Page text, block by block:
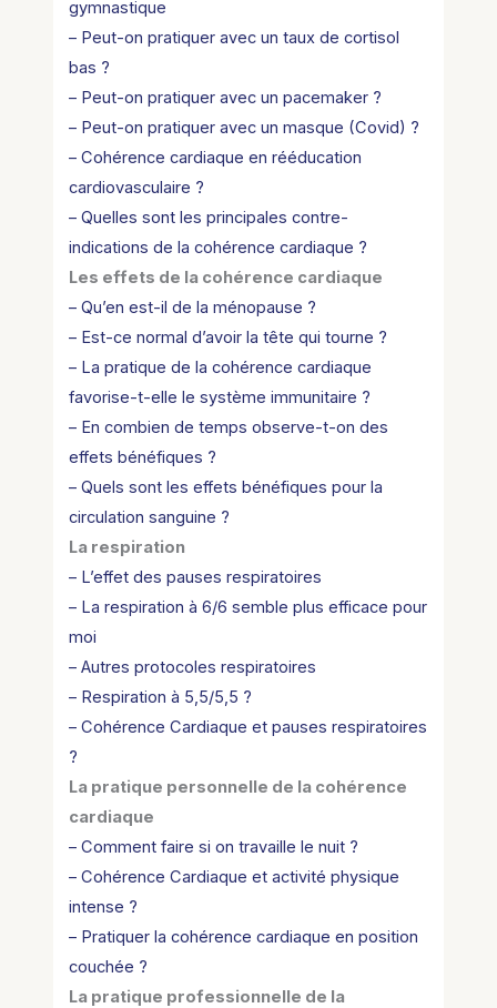
gymnastique
– Peut-on pratiquer avec un taux de cortisol
bas ?
– Peut-on pratiquer avec un pacemaker ?
– Peut-on pratiquer avec un masque (Covid) ?
– Cohérence cardiaque en rééducation
cardiovasculaire ?
– Quelles sont les principales contre-
indications de la cohérence cardiaque ?
Les effets de la cohérence cardiaque
– Qu’en est-il de la ménopause ?
– Est-ce normal d’avoir la tête qui tourne ?
– La pratique de la cohérence cardiaque
favorise-t-elle le système immunitaire ?
– En combien de temps observe-t-on des
effets bénéfiques ?
– Quels sont les effets bénéfiques pour la
circulation sanguine ?
La respiration
– L’effet des pauses respiratoires
– La respiration à 6/6 semble plus efficace pour
moi
– Autres protocoles respiratoires
– Respiration à 5,5/5,5 ?
– Cohérence Cardiaque et pauses respiratoires
?
La pratique personnelle de la cohérence
cardiaque
– Comment faire si on travaille le nuit ?
– Cohérence Cardiaque et activité physique
intense ?
– Pratiquer la cohérence cardiaque en position
couchée ?
La pratique professionnelle de la